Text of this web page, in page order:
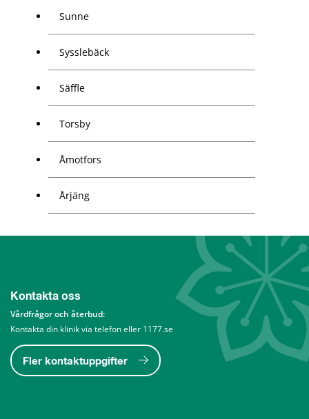
Sunne
Sysslebäck
Säffle
Torsby
Åmotfors
Årjäng
Kontakta oss
Vårdfrågor och återbud:
Kontakta din klinik via telefon eller 1177.se
Fler kontaktuppgifter